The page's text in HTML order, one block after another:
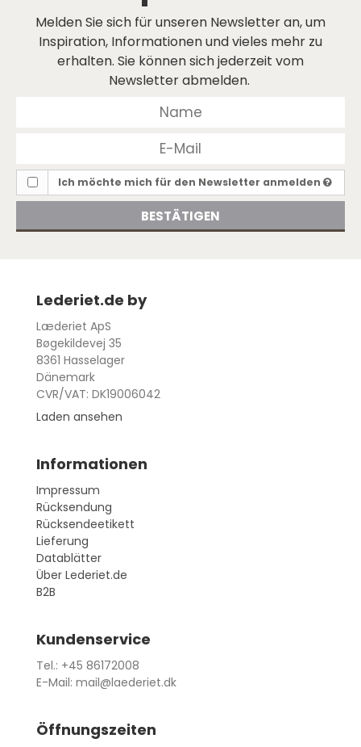
Melden Sie sich für unseren Newsletter an, um
Inspiration, Informationen und vieles mehr zu
erhalten. Sie können sich jederzeit vom
Newsletter abmelden.
Ich möchte mich für den Newsletter anmelden
BESTÄTIGEN
Lederiet.de by
Læderiet ApS
Bøgekildevej 35
8361 Hasselager
Dänemark
CVR/VAT: DK19006042
Laden ansehen
Informationen
Impressum
Rücksendung
Rücksendeetikett
Lieferung
Datablätter
Über Lederiet.de
B2B
Kundenservice
Tel.: +45 86172008
E-Mail: mail@laederiet.dk
Öffnungszeiten